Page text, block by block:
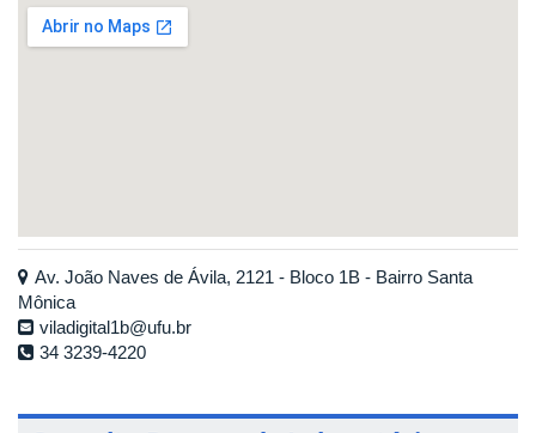
Av. João Naves de Ávila, 2121 - Bloco 1B - Bairro Santa
Mônica
viladigital1b@ufu.br
34 3239-4220